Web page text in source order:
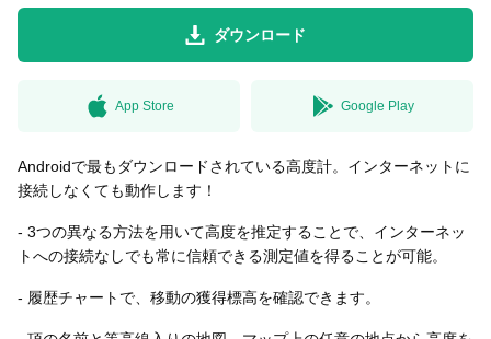
無料猫ミーム
ダウンロード
App Store Google Play
Androidで最もダウンロードされている高度計。インターネットに
接続しなくても動作します！
- 3つの異なる方法を用いて高度を推定することで、インターネッ
トへの接続なしでも常に信頼できる測定値を得ることが可能。
- 履歴チャートで、移動の獲得標高を確認できます。